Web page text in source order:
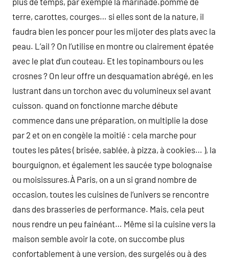
terre, carottes, courges… si elles sont de la nature, il
faudra bien les poncer pour les mijoter des plats avec la
peau. L’ail ? On l’utilise en montre ou clairement épatée
avec le plat d’un couteau. Et les topinambours ou les
crosnes ? On leur offre un desquamation abrégé, en les
lustrant dans un torchon avec du volumineux sel avant
cuisson. quand on fonctionne marche débute
commence dans une préparation, on multiplie la dose
par 2 et on en congèle la moitié : cela marche pour
toutes les pâtes ( brisée, sablée, à pizza, à cookies… ), la
bourguignon, et également les saucée type bolognaise
ou moisissures.À Paris, on a un si grand nombre de
occasion, toutes les cuisines de l’univers se rencontre
dans des brasseries de performance. Mais, cela peut
nous rendre un peu fainéant… Même si la cuisine vers la
maison semble avoir la cote, on succombe plus
confortablement à une version, des surgelés ou à des